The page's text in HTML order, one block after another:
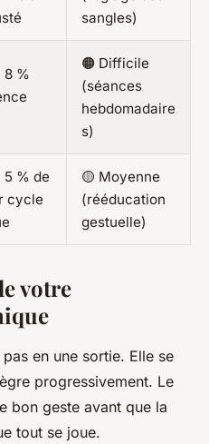
sangles)
8 %
🟠 Difficile
(séances
hebdomadaire
s)
5 % de
cycle
🟡 Moyenne
(rééducation
gestuelle)
votre
en une sortie. Elle se
progressivement. Le
bon geste avant que la
tout se joue.